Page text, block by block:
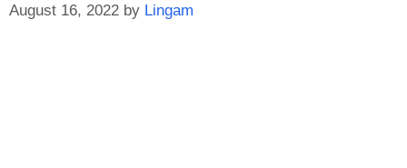
August 16, 2022 by Lingam